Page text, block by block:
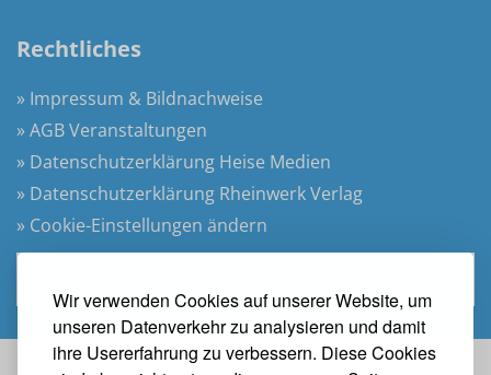
Wir verwenden Cookies auf unserer Website, um
unseren Datenverkehr zu analysieren und damit
ihre Usererfahrung zu verbessern. Diese Cookies
Rechtliches
» Impressum & Bildnachweise
» AGB Veranstaltungen
» Datenschutzerklärung Heise Medien
» Datenschutzerklärung Rheinwerk Verlag
» Cookie-Einstellungen ändern